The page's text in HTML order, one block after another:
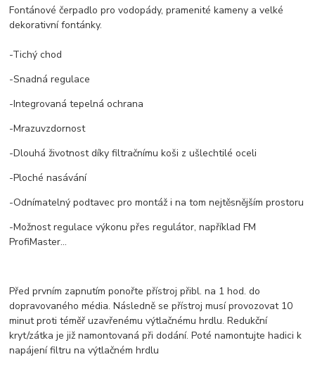
Fontánové čerpadlo pro vodopády, pramenité kameny a velké
dekorativní fontánky.
-Tichý chod
-Snadná regulace
-Integrovaná tepelná ochrana
-Mrazuvzdornost
-Dlouhá životnost díky filtračnímu koši z ušlechtilé oceli
-Ploché nasávání
-Odnímatelný podtavec pro montáž i na tom nejtěsnějším prostoru
-Možnost regulace výkonu přes regulátor, například FM
ProfiMaster...
Před prvním zapnutím ponořte přístroj přibl. na 1 hod. do
dopravovaného média. Následně se přístroj musí provozovat 10
minut proti téměř uzavřenému výtlačnému hrdlu. Redukční
kryt/zátka je již namontovaná při dodání. Poté namontujte hadici k
napájení filtru na výtlačném hrdlu